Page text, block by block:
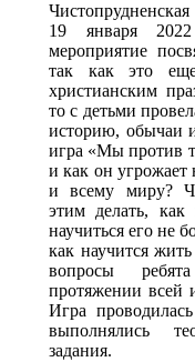
19 января
мероприятие
так как это
христианским
то с детьми
историю, обычаи
игра «Мы против
и как он угрожает
и всему миру?
этим делать, как
научиться его не
как научится
вопросы
протяжении всей
Игра
выполнялись
задания.